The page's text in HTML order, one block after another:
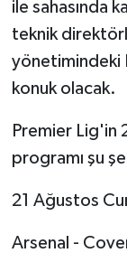
ile sahasında
teknik
yönetimindeki
konuk olacak.
Premier Lig'in
programı şu
21 Ağustos
Arsenal -